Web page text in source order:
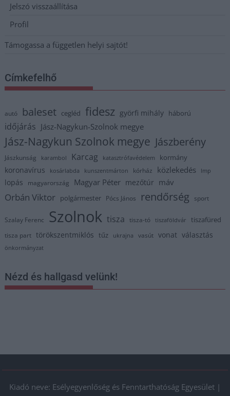
Jelszó visszaállítása
Profil
Támogassa a független helyi sajtót!
Címkefelhő
autó baleset cegléd fidesz györfi mihály háború
időjárás Jász-Nagykun-Szolnok megye
Jász-Nagykun Szolnok megye Jászberény
Jászkunság karambol Karcag katasztrófavédelem kormány
koronavírus kosárlabda kunszentmárton kórház közlekedés lmp
lopás magyarország Magyar Péter mezőtúr máv
Orbán Viktor polgármester Pócs János rendőrség sport
Szalay Ferenc Szolnok tisza tisza-tó tiszaföldvár tiszafüred
tisza part törökszentmiklós tűz ukrajna vasút vonat választás
önkormányzat
Nézd és hallgasd velünk!
Kiadó neve: Esélyegyenlőség és Fenntarthatóság Egyesület |